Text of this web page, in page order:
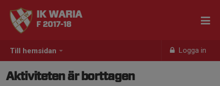
Till hemsidan Logga in
IK WARIA
F 2017-18
Aktiviteten är borttagen